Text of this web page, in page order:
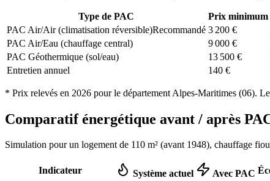
Type de PAC Prix minimum
PAC Air/Air (climatisation réversible)Recommandé 3 200 €
PAC Air/Eau (chauffage central)
9 000 €
PAC Géothermique (sol/eau)
13 500 €
Entretien annuel
140 €
* Prix relevés en 2026 pour le département Alpes-Maritimes (06).
Comparatif énergétique avant / après
Simulation pour un logement de 110 m² (avant 1948), chauffage
Indicateur Système actuel Avec PAC